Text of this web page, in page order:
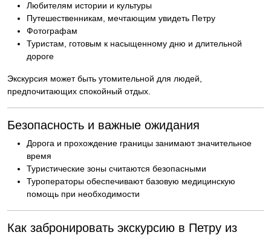
Любителям истории и культуры
Путешественникам, мечтающим увидеть Петру
Фотографам
Туристам, готовым к насыщенному дню и длительной
дороге
Экскурсия может быть утомительной для людей,
предпочитающих спокойный отдых.
Безопасность и важные ожидания
Дорога и прохождение границы занимают значительное
время
Туристические зоны считаются безопасными
Туроператоры обеспечивают базовую медицинскую
помощь при необходимости
Как забронировать экскурсию в Петру из